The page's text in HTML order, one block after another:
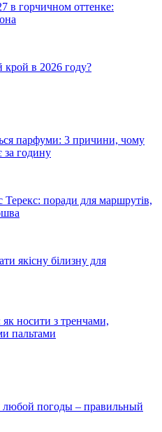
в горчичном оттенке:
в 2026 году?
парфуми: 3 причини, чому
за годину
Терекс: поради для маршрутів,
якісну білизну для
носити з тренчами,
пальтами
любой погоды – правильный